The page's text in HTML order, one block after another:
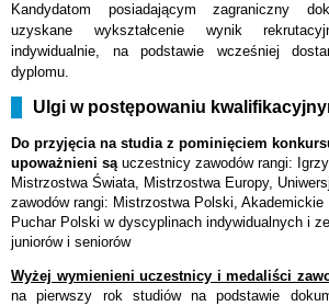
Kandydatom posiadającym zagraniczny
uzyskane wykształcenie wynik
indywidualnie, na podstawie wcześniej
dyplomu.
Ulgi w postępowaniu
Do przyjęcia na studia z pominięciem
upoważnieni są uczestnicy zawodów rangi:
Mistrzostwa Świata, Mistrzostwa Europy,
zawodów rangi: Mistrzostwa Polski,
Puchar Polski w dyscyplinach indywidualnych i
juniorów i seniorów
Wyżej wymienieni uczestnicy i medaliści
na pierwszy rok studiów na podstawie